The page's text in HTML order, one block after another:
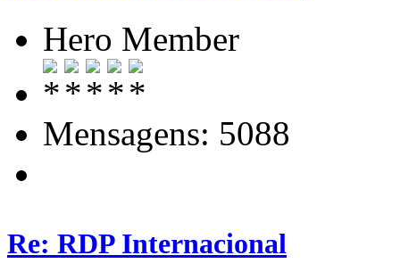
Hero Member
Mensagens: 5088
Re: RDP Internacional